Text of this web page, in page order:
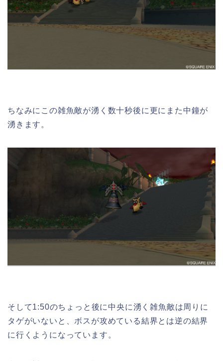
ちなみにこの雑魚敵が湧く数十秒後に更にまた中鐘が
湧きます。
そして1:50のちょっと後に中央に湧く雑魚敵は周りに
タゲがいないと、ボスが攻めている結界とは逆の結界
に行くようになっています。